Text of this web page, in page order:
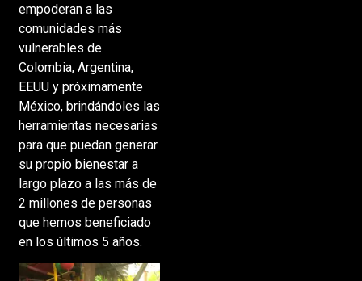
empoderan a las
comunidades más
vulnerables de
Colombia, Argentina,
EEUU y próximamente
México, brindándoles las
herramientas necesarias
para que puedan generar
su propio bienestar a
largo plazo a las más de
2 millones de personas
que hemos beneficiado
en los últimos 5 años.